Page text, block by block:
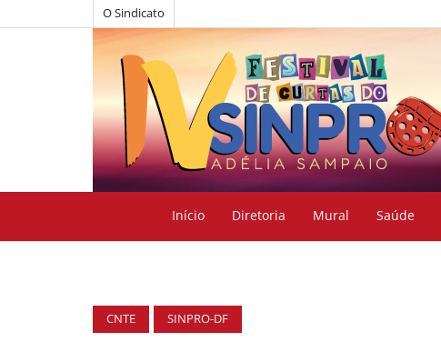
O Sindicato
Início Diretoria Mural Saúde
CNTE SINPRO-DF